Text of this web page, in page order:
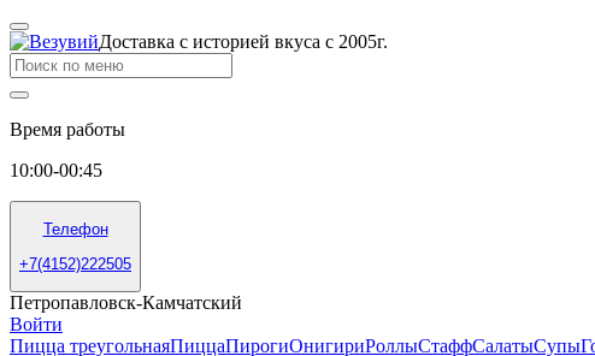
Доставка с историей вкуса с 2005г.
Время работы
10:00-00:45
Телефон
+7(4152)222505
Петропавловск-Камчатский
Войти
Пицца треугольнаяПиццаПирогиОнигириРоллыСтаффСалатыСупы